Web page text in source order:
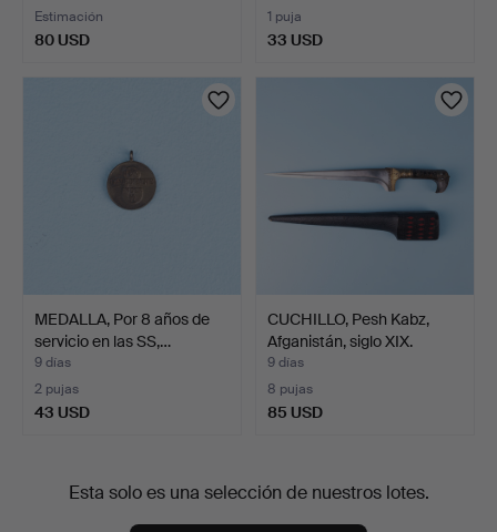
Estimación
80 USD
1 puja
33 USD
MEDALLA, Por 8 años de
servicio en las SS,…
9 días
2 pujas
43 USD
CUCHILLO, Pesh Kabz,
Afganistán, siglo XIX.
9 días
8 pujas
85 USD
Esta solo es una selección de nuestros lotes.